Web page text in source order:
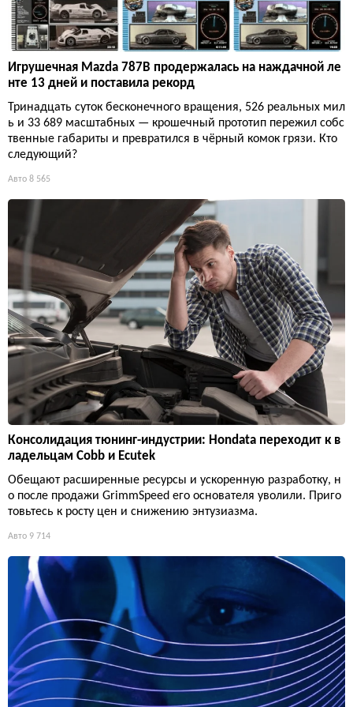
Игрушечная Mazda 787B продержалась на наждачной ле
нте 13 дней и поставила рекорд
Тринадцать суток бесконечного вращения, 526 реальных мил
ь и 33 689 масштабных — крошечный прототип пережил собс
твенные габариты и превратился в чёрный комок грязи. Кто
следующий?
Авто 8 565
Консолидация тюнинг-индустрии: Hondata переходит к в
ладельцам Cobb и Ecutek
Обещают расширенные ресурсы и ускоренную разработку, н
о после продажи GrimmSpeed его основателя уволили. Приго
товьтесь к росту цен и снижению энтузиазма.
Авто 9 714